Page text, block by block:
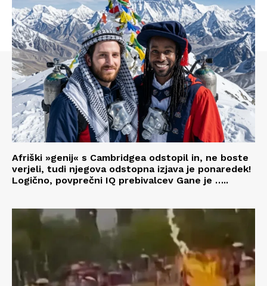
Afriški »genij« s Cambridgea odstopil in, ne boste
verjeli, tudi njegova odstopna izjava je ponaredek!
Logično, povprečni IQ prebivalcev Gane je …..